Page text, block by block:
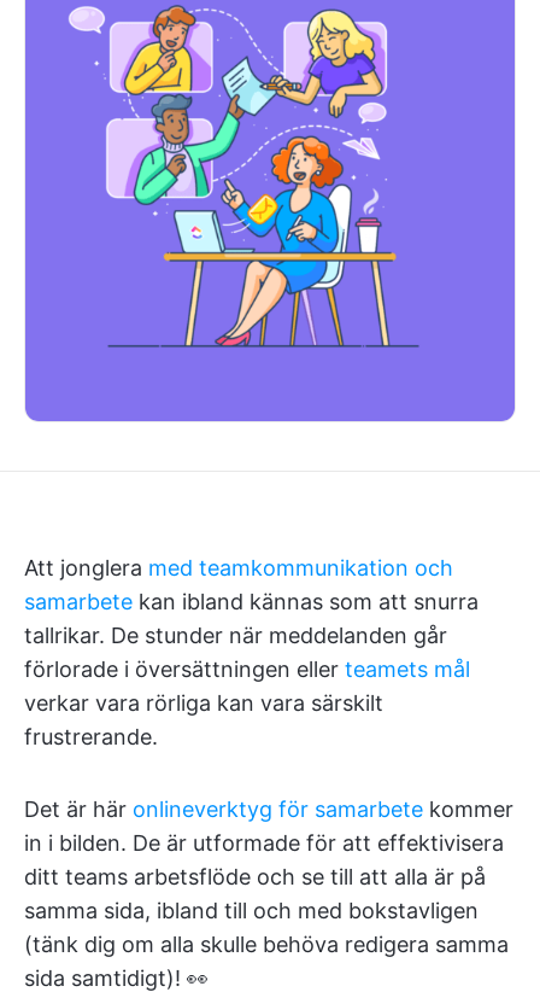
Att jonglera med teamkommunikation och
samarbete kan ibland kännas som att snurra
tallrikar. De stunder när meddelanden går
förlorade i översättningen eller teamets mål
verkar vara rörliga kan vara särskilt
frustrerande.
Det är här onlineverktyg för samarbete kommer
in i bilden. De är utformade för att effektivisera
ditt teams arbetsflöde och se till att alla är på
samma sida, ibland till och med bokstavligen
(tänk dig om alla skulle behöva redigera samma
sida samtidigt)! 👀